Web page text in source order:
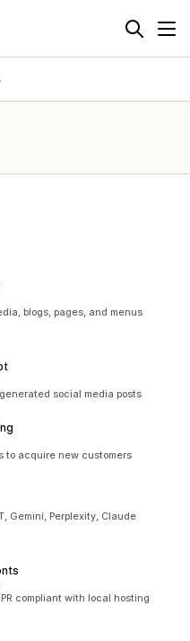
blogs, pages, and menus
social media posts
to acquire new customers
Gemini, Perplexity, Claude
compliant with local hosting